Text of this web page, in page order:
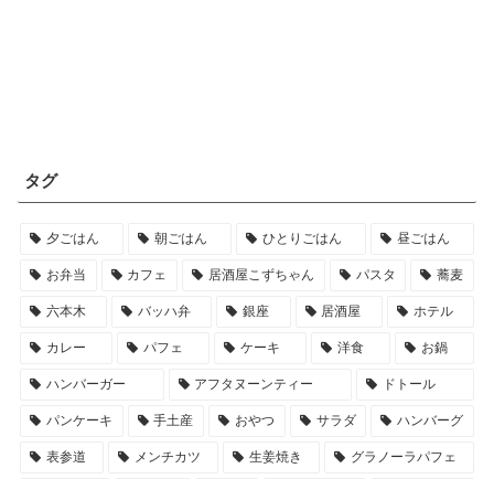
タグ
夕ごはん 朝ごはん ひとりごはん 昼ごはん
お弁当 カフェ 居酒屋こずちゃん パスタ 蕎麦
六本木 バッハ弁 銀座 居酒屋 ホテル
カレー パフェ ケーキ 洋食 お鍋
ハンバーガー アフタヌーンティー ドトール
パンケーキ 手土産 おやつ サラダ ハンバーグ
表参道 メンチカツ 生姜焼き グラノーラパフェ